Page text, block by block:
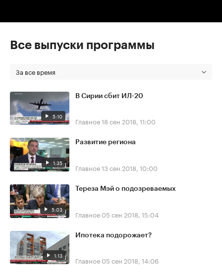
Все выпуски программы
За все время
5:10
В Сирии сбит ИЛ-20
Главное18 сен 2018, 11:00
1:35
Развитие региона
Главное13 сен 2018, 10:00
5:03
Тереза Мэй о подозреваемых
Главное 05 сен 2018, 15:04
1:13
Ипотека подорожает?
Главное 05 сен 2018, 14:06